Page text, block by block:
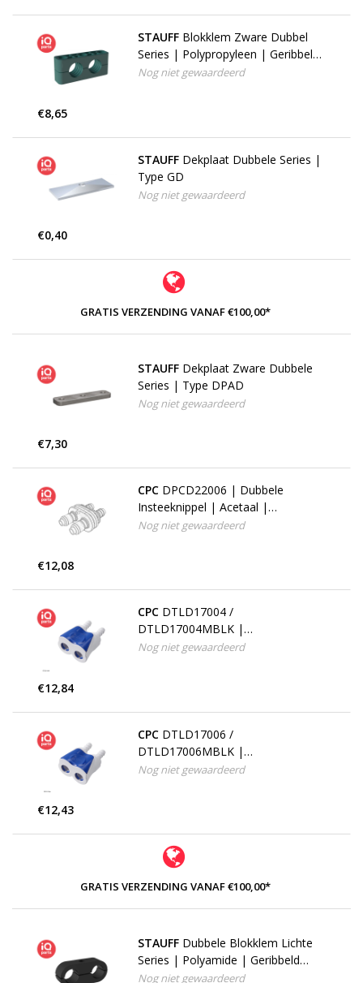
STAUFF Blokklem Zware Dubbel
Series | Polypropyleen | Geribbeld
binnenvlak
Nog niet gewaardeerd
€8,65
STAUFF Dekplaat Dubbele Series |
Type GD
Nog niet gewaardeerd
€0,40
GRATIS VERZENDING VANAF €100,00*
STAUFF Dekplaat Zware Dubbele
Series | Type DPAD
Nog niet gewaardeerd
€7,30
CPC DPCD22006 | Dubbele
Insteeknippel | Acetaal |
slangpilaar 6,4 - 9,5 mm
Nog niet gewaardeerd
€12,08
CPC DTLD17004 /
DTLD17004MBLK |
Dubbelkoppeling | ABS |
Nog niet gewaardeerd
€12,84
CPC DTLD17006 /
DTLD17006MBLK |
Dubbelkoppeling | ABS |
Nog niet gewaardeerd
€12,43
GRATIS VERZENDING VANAF €100,00*
STAUFF Dubbele Blokklem Lichte
Series | Polyamide | Geribbeld
binnenvlak | Identieke diameter
Nog niet gewaardeerd